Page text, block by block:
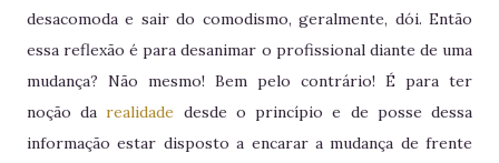
desacomoda e sair do comodismo, geralmente, dói. Então
essa reflexão é para desanimar o profissional diante de uma
mudança? Não mesmo! Bem pelo contrário! É para ter
noção darealidade desde o princípio e de posse dessa
informação estar disposto a encarar a mudança de frente